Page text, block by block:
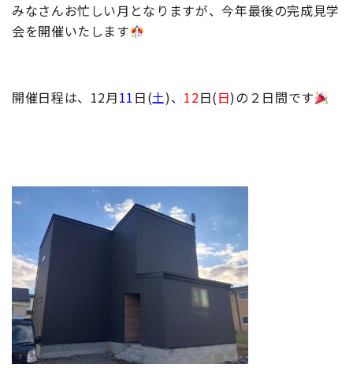
みなさんお忙しい月となりますが、今年最後の完成見学
会を開催いたします
開催日程は、12月11 日(土)、 12日(日)の２日間です